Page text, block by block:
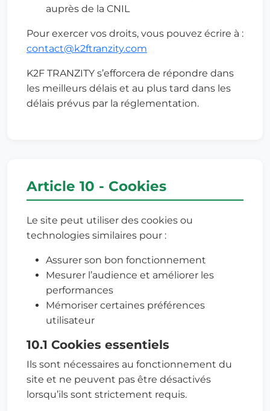
auprès de la CNIL
Pour exercer vos droits, vous pouvez écrire à :
contact@k2ftranzity.com
K2F TRANZITY s’efforcera de répondre dans
les meilleurs délais et au plus tard dans les
délais prévus par la réglementation.
Article 10 - Cookies
Le site peut utiliser des cookies ou
technologies similaires pour :
Assurer son bon fonctionnement
Mesurer l’audience et améliorer les
performances
Mémoriser certaines préférences
utilisateur
10.1 Cookies essentiels
Ils sont nécessaires au fonctionnement du
site et ne peuvent pas être désactivés
lorsqu’ils sont strictement requis.